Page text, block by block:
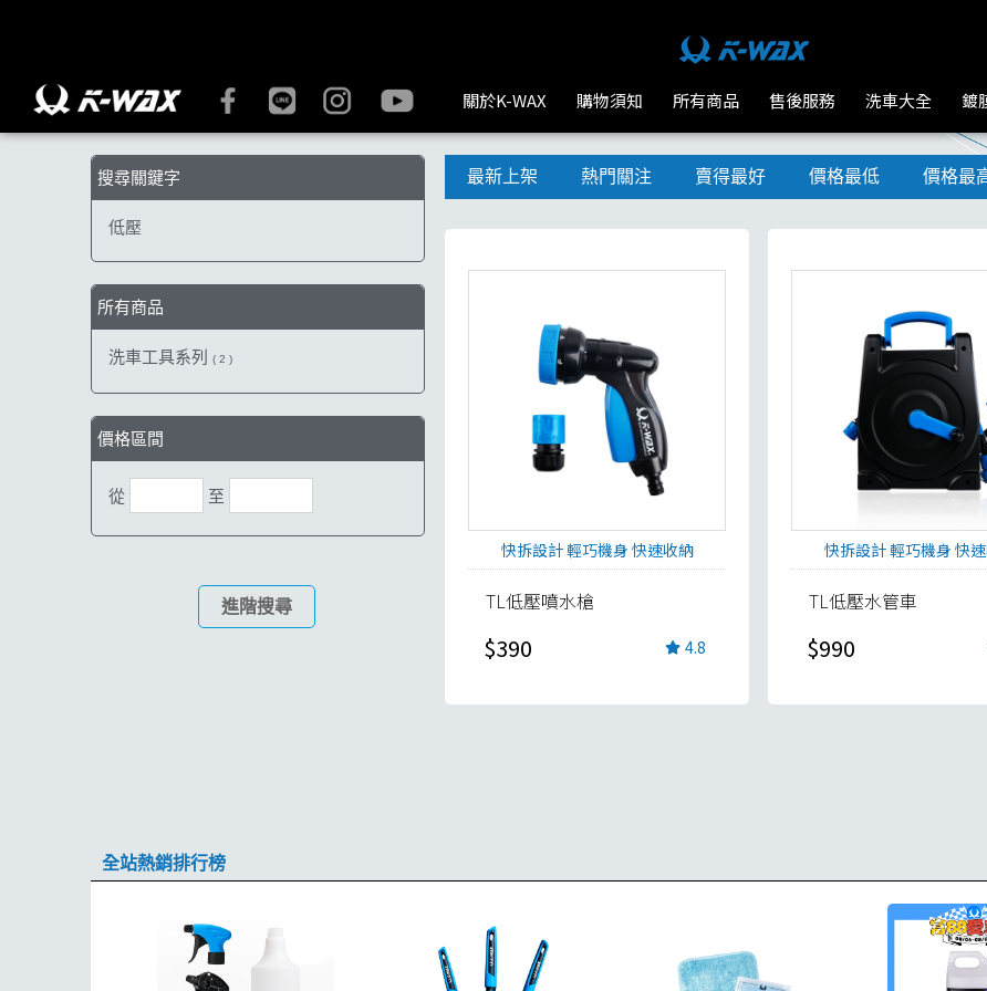
關於K-WAX 購物須知 所有商品 售後服務 洗車大全 鍍
搜尋關鍵字
低壓
所有商品
洗車工具系列 ( 2 )
價格區間
從 至
進階搜尋
最新上架 熱門關注 賣得最好 價格最低 價格最
快拆設計 輕巧機身 快速收納
TL低壓噴水槍
$390 4.8
快拆設計 輕巧機身 快
TL低壓水管車
$990
全站熱銷排行榜